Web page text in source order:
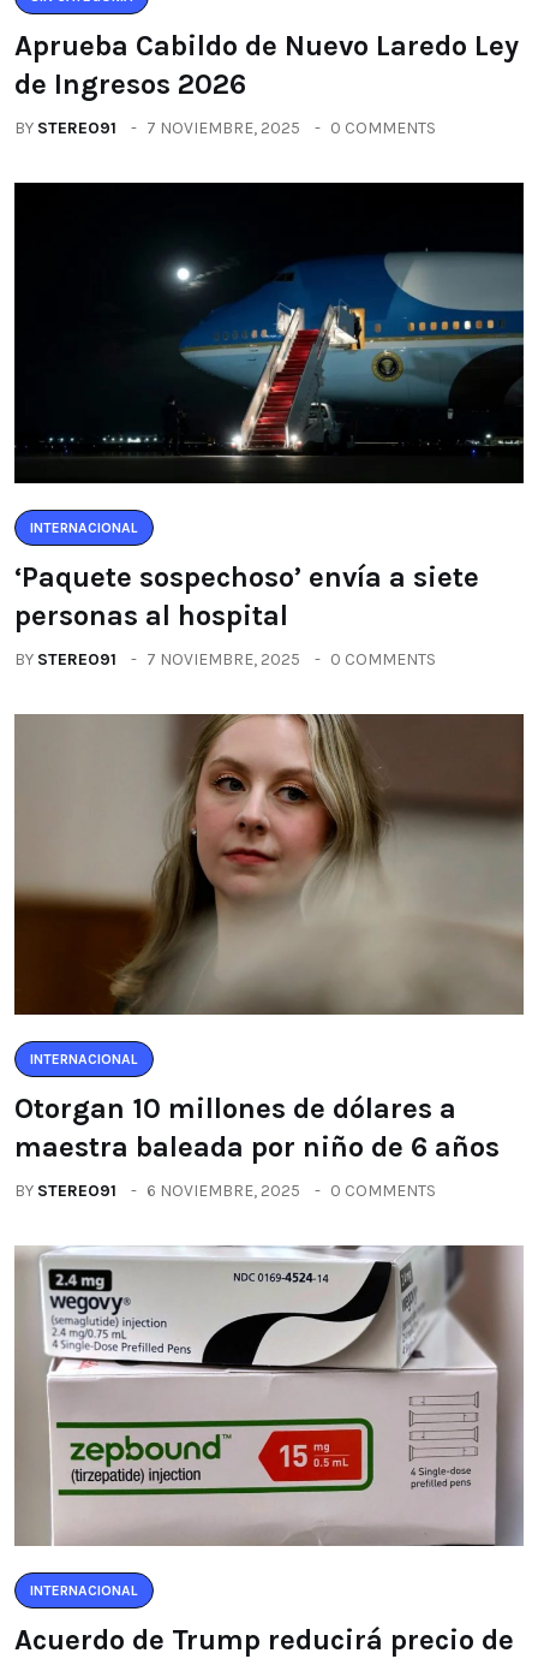
Aprueba Cabildo de Nuevo Laredo Ley
de Ingresos 2026
BY STEREO91 7 NOVIEMBRE, 2025 0 COMMENTS
INTERNACIONAL
‘Paquete sospechoso’ envía a siete
personas al hospital
BY STEREO91 7 NOVIEMBRE, 2025 0 COMMENTS
INTERNACIONAL
Otorgan 10 millones de dólares a
maestra baleada por niño de 6 años
BY STEREO91 6 NOVIEMBRE, 2025 0 COMMENTS
INTERNACIONAL
Acuerdo de Trump reducirá precio de